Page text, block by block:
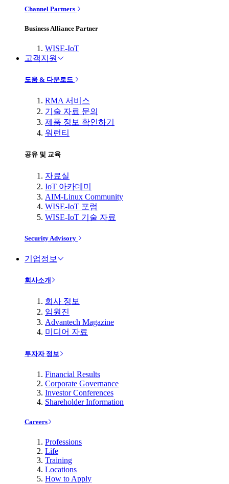
Channel Partners
Business Alliance Partner
WISE-IoT
고객지원
도움 & 다운로드
RMA 서비스
기술 자료 문의
제품 정보 확인하기
워런티
공유 및 교육
자료실
IoT 아카데미
AIM-Linux Community
WISE-IoT 포럼
WISE-IoT 기술 자료
Security Advisory
기업정보
회사소개
회사 정보
임원진
Advantech Magazine
미디어 자료
투자자 정보
Financial Results
Corporate Governance
Investor Conferences
Shareholder Information
Careers
Professions
Life
Training
Locations
How to Apply